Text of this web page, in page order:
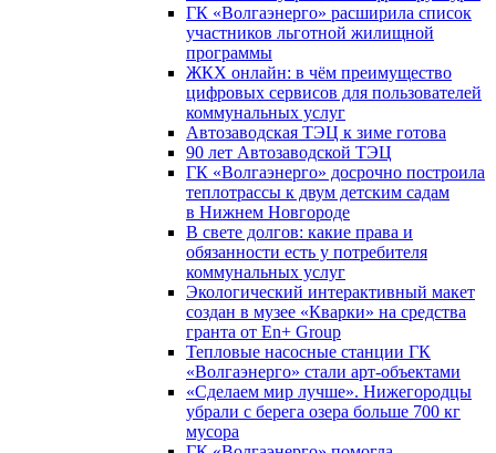
ГК «Волгаэнерго» расширила список
участников льготной жилищной
программы
ЖКХ онлайн: в чём преимущество
цифровых сервисов для пользователей
коммунальных услуг
Автозаводская ТЭЦ к зиме готова
90 лет Автозаводской ТЭЦ
ГК «Волгаэнерго» досрочно построила
теплотрассы к двум детским садам
в Нижнем Новгороде
В свете долгов: какие права и
обязанности есть у потребителя
коммунальных услуг
Экологический интерактивный макет
создан в музее «Кварки» на средства
гранта от En+ Group
Тепловые насосные станции ГК
«Волгаэнерго» стали арт-объектами
«Сделаем мир лучше». Нижегородцы
убрали с берега озера больше 700 кг
мусора